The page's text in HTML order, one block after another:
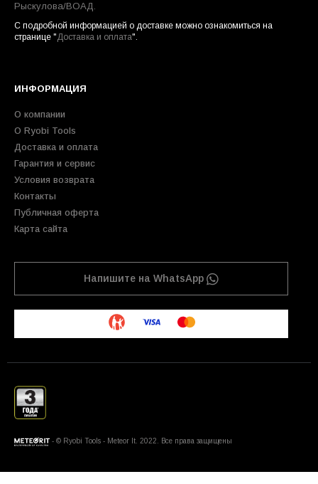
Рыскулова/ВОАД.
С подробной информацией о доставке можно ознакомиться на
странице "Доставка и оплата".
ИНФОРМАЦИЯ
О компании
О Ryobi Tools
Доставка и оплата
Гарантия и сервис
Условия возврата
Контакты
Публичная оферта
Карта сайта
Напишите на WhatsApp
- © Ryobi Tools - Meteor It. 2022. Все права защищены